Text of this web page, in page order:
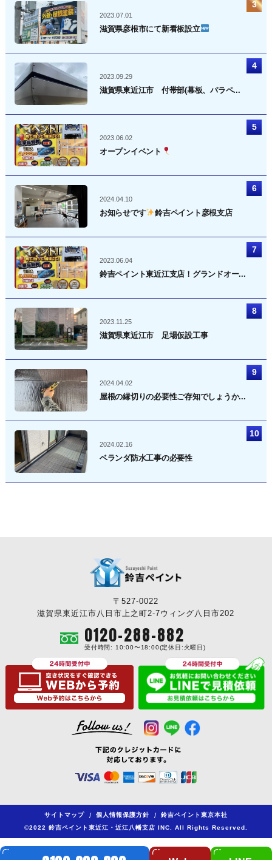
2023.07.01
滋賀県彦根市にて新看板設立
2023.09.29
滋賀県東近江市 付帯部(幕板、パラペ...
2023.06.02
オープンイベント
2024.04.10
お知らせです 鈴吉ペイント彦根支店
2023.06.04
鈴吉ペイント東近江支店！グランドオー...
2023.11.25
滋賀県東近江市 足場仮設工事
2024.04.02
屋根の縁切りの必要性ご存知でしょうか...
2024.02.16
ベランダ防水工事の必要性
〒527-0022
滋賀県東近江市八日市上之町2-7ウィング八日市202
0120-288-882
受付時間: 10:00〜18:00(定休日:火曜日)
サイトマップ / 個人情報保護方針 /
鈴吉ペイント東京本社
©2022 鈴吉ペイント東近江・近江八幡支店 INC. All Rights Reserved.